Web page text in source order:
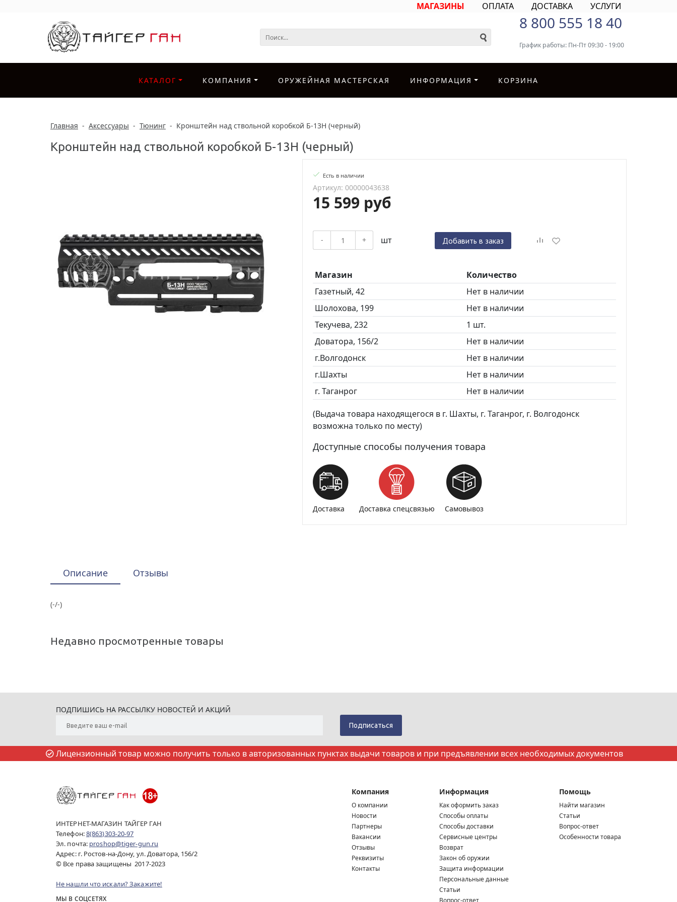
МАГАЗИНЫ ОПЛАТА ДОСТАВКА УСЛУГИ
8 800 555 18 40
График работы: Пн-Пт 09:30 - 19:00
КАТАЛОГ КОМПАНИЯ ОРУЖЕЙНАЯ МАСТЕРСКАЯ ИНФОРМАЦИЯ КОРЗИНА
Главная - Аксессуары - Тюнинг - Кронштейн над ствольной коробкой Б-13Н (черный)
Кронштейн над ствольной коробкой Б-13Н (черный)
Есть в наличии
Артикул: 00000043638
15 599 руб
- + шт Добавить в заказ
Магазин
Количество
Газетный, 42
Нет в наличии
Шолохова, 199
Нет в наличии
Текучева, 232
1 шт.
Доватора, 156/2
Нет в наличии
г.Волгодонск
Нет в наличии
г.Шахты
Нет в наличии
г. Таганрог
Нет в наличии
(Выдача товара находящегося в г. Шахты, г. Таганрог, г. Волгодонск
возможна только по месту)
Доступные способы получения товара
Доставка Доставка спецсвязью Самовывоз
Описание Отзывы
(-/-)
Недавно просмотренные товары
ПОДПИШИСЬ НА РАССЫЛКУ НОВОСТЕЙ И АКЦИЙ
Лицензионный товар можно получить только в авторизованных пунктах выдачи товаров и при предъявлении всех необходимых документов
ИНТЕРНЕТ-МАГАЗИН ТАЙГЕР ГАН
Телефон:8(863)303-20-97
Эл. почта: proshop@tiger-gun.ru
Адрес: г. Ростов-на-Дону, ул. Доватора, 156/2
© Все права защищены 2017-2023
Не нашли что искали? Закажите!
МЫ В СОЦСЕТЯХ
Компания
О компании
Новости
Партнеры
Вакансии
Отзывы
Реквизиты
Контакты
Информация
Как оформить заказ
Способы оплаты
Способы доставки
Сервисные центры
Возврат
Закон об оружии
Защита информации
Персональные данные
Статьи
Помощь
Найти магазин
Статьи
Вопрос-ответ
Особенности товара